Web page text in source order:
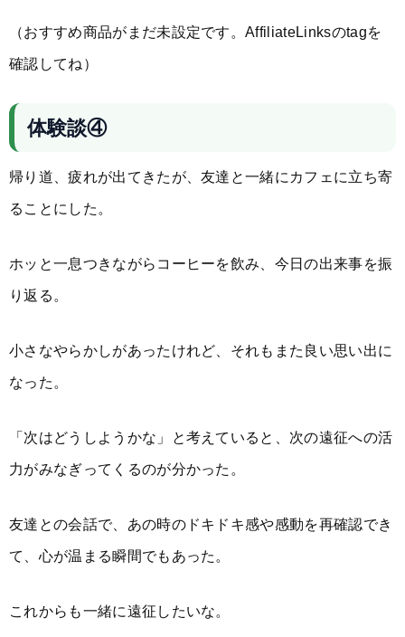
（おすすめ商品がまだ未設定です。AffiliateLinksのtagを
確認してね）
体験談④
帰り道、疲れが出てきたが、友達と一緒にカフェに立ち寄
ることにした。
ホッと一息つきながらコーヒーを飲み、今日の出来事を振
り返る。
小さなやらかしがあったけれど、それもまた良い思い出に
なった。
「次はどうしようかな」と考えていると、次の遠征への活
力がみなぎってくるのが分かった。
友達との会話で、あの時のドキドキ感や感動を再確認でき
て、心が温まる瞬間でもあった。
これからも一緒に遠征したいな。